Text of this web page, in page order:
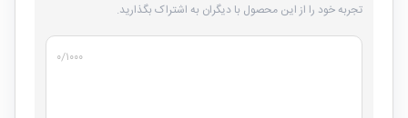
تجربه خود را از این محصول با دیگران به اشتراک بگذارید.
۰/۱۰۰۰